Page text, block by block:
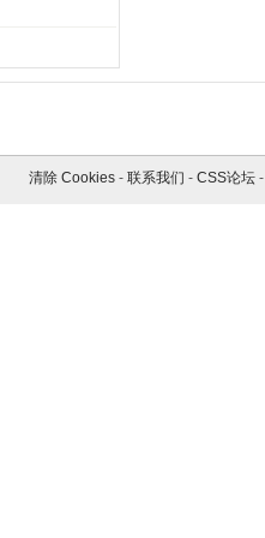
清除 Cookies- 联系我们 - CSS论坛-